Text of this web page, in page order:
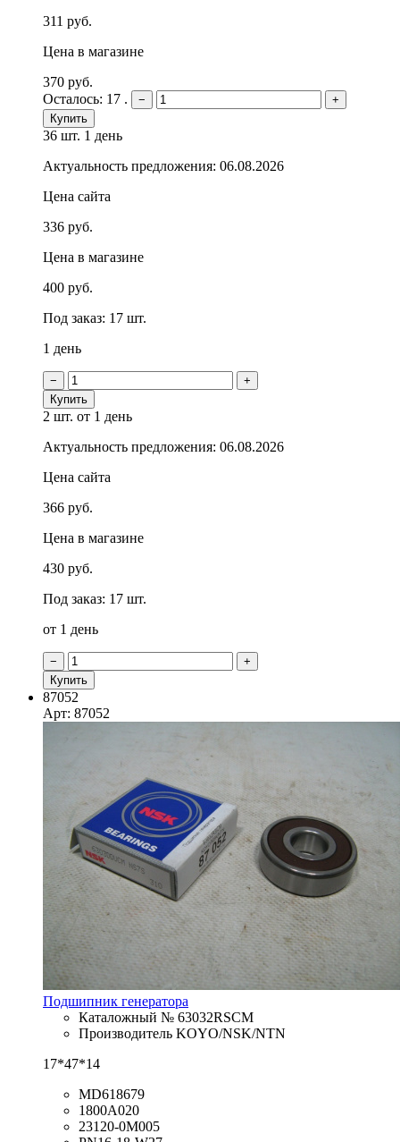
311 руб.
Цена в магазине
370 руб.
Осталось: 17 .
−
+
Купить
36 шт. 1 день
Актуальность предложения: 06.08.2026
Цена сайта
336 руб.
Цена в магазине
400 руб.
Под заказ: 17 шт.
1 день
−
+
Купить
2 шт. от 1 день
Актуальность предложения: 06.08.2026
Цена сайта
366 руб.
Цена в магазине
430 руб.
Под заказ: 17 шт.
от 1 день
−
+
Купить
87052
Арт: 87052
Подшипник генератора
Каталожный № 63032RSCM
Производитель KOYO/NSK/NTN
17*47*14
MD618679
1800A020
23120-0M005